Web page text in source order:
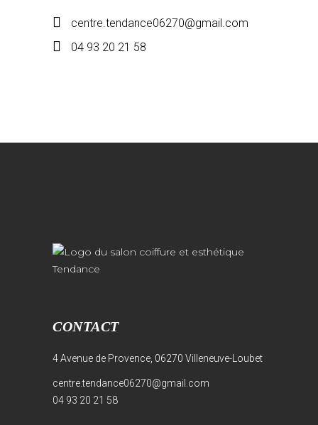
centre.tendance06270@gmail.com
04 93 20 21 58
CONTACT
4 Avenue de Provence, 06270 Villeneuve-Loubet
centre.tendance06270@gmail.com
04 93 20 21 58